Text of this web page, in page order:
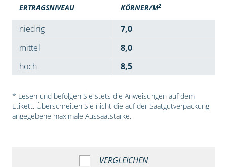
ERTRAGSNIVEAU KÖRNER/M2
niedrig
7,0
mittel
8,0
hoch
8,5
* Lesen und befolgen Sie stets die Anweisungen auf dem
Etikett. Überschreiten Sie nicht die auf der Saatgutverpackung
angegebene maximale Aussaatstärke.
VERGLEICHEN